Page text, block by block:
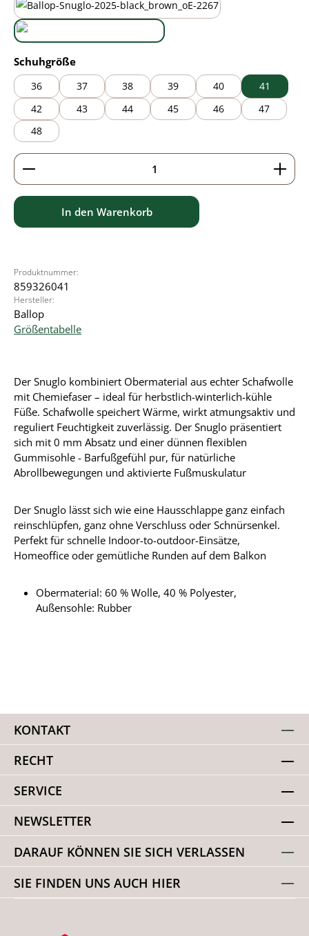
black/brown
black/grey
Schuhgrößeauswählen
36 37 38 39 40
41
42
43 44 45 46
47
48
Produkt Anzahl: Gib den gewünschten Wert ein
In den Warenkorb
Produktnummer:
859326041
Hersteller:
Ballop
Größentabelle
Der Snuglo kombiniert Obermaterial aus echter Schafwolle
mit Chemiefaser – ideal für herbstlich-winterlich-kühle
Füße. Schafwolle speichert Wärme, wirkt atmungsaktiv und
reguliert Feuchtigkeit zuverlässig. Der Snuglo präsentiert
sich mit 0 mm Absatz und einer dünnen flexiblen
Gummisohle - Barfußgefühl pur, für natürliche
Abrollbewegungen und aktivierte Fußmuskulatur
Der Snuglo lässt sich wie eine Hausschlappe ganz einfach
reinschlüpfen, ganz ohne Verschluss oder Schnürsenkel.
Perfekt für schnelle Indoor-to-outdoor-Einsätze,
Homeoffice oder gemütliche Runden auf dem Balkon
Obermaterial: 60 % Wolle, 40 % Polyester,
Außensohle: Rubber
KONTAKT
RECHT
SERVICE
NEWSLETTER
DARAUF KÖNNEN SIE SICH VERLASSEN
SIE FINDEN UNS AUCH HIER